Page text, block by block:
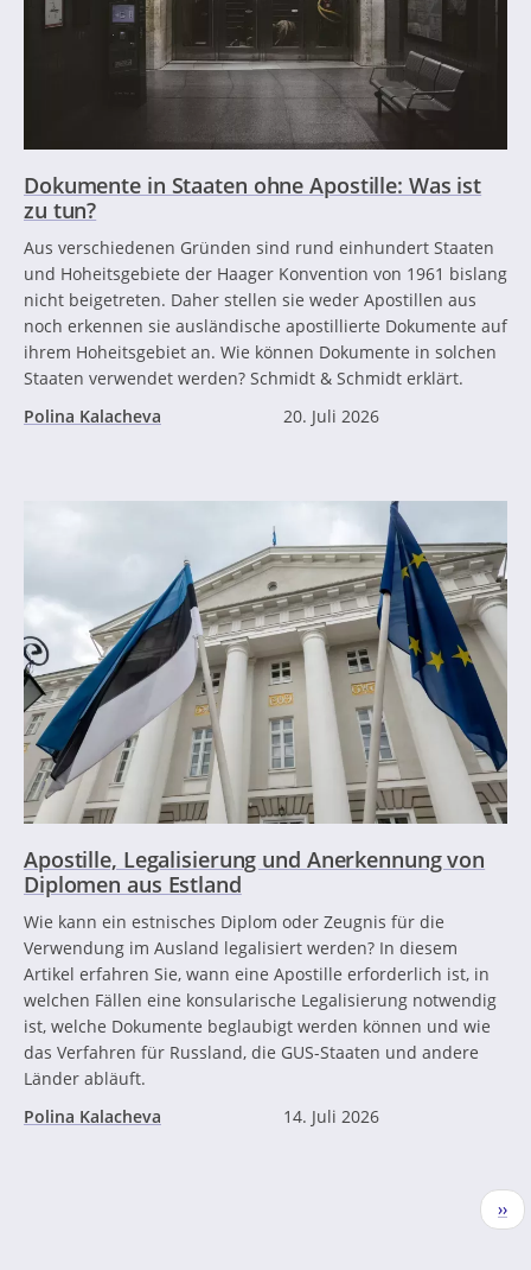
Dokumente in Staaten ohne Apostille: Was ist
zu tun?
Aus verschiedenen Gründen sind rund einhundert Staaten
und Hoheitsgebiete der Haager Konvention von 1961 bislang
nicht beigetreten. Daher stellen sie weder Apostillen aus
noch erkennen sie ausländische apostillierte Dokumente auf
ihrem Hoheitsgebiet an. Wie können Dokumente in solchen
Staaten verwendet werden? Schmidt & Schmidt erklärt.
Polina Kalacheva
20. Juli 2026
Apostille, Legalisierung und Anerkennung von
Diplomen aus Estland
Wie kann ein estnisches Diplom oder Zeugnis für die
Verwendung im Ausland legalisiert werden? In diesem
Artikel erfahren Sie, wann eine Apostille erforderlich ist, in
welchen Fällen eine konsularische Legalisierung notwendig
ist, welche Dokumente beglaubigt werden können und wie
das Verfahren für Russland, die GUS-Staaten und andere
Länder abläuft.
Polina Kalacheva
14. Juli 2026
››